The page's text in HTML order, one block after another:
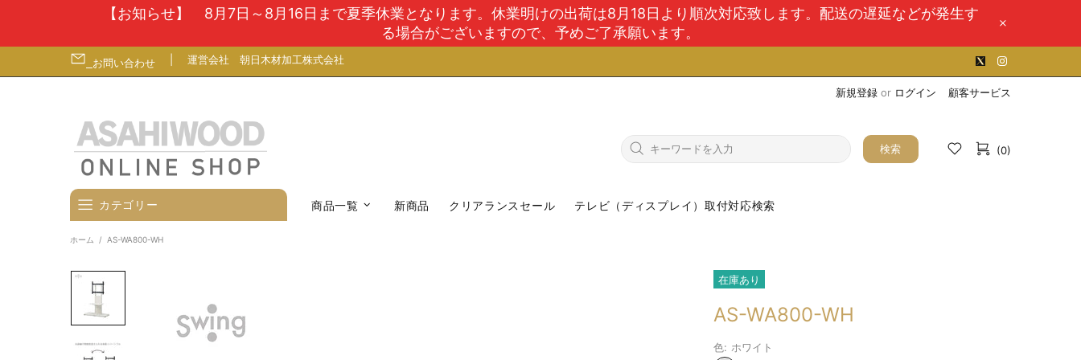
【お知らせ】 8月7日～8月16日まで夏季休業となります。休業明けの出荷は8月18日より順次対応致します。配送の遅延などが発生す
る場合がございますので、予めご了承願います。
お問い合わせ 運営会社 朝日木材加工株式会社
新規登録 or ログイン 顧客サービス
検索 (0)
カテゴリー
壁寄せテレビスタンド
テレビ台
テレビ（ディスプレイ）壁掛金
具
商品一覧 新商品 クリアランスセール テレビ（ディスプレイ）取付対応検索
ホーム AS-WA800-WH
在庫あり
AS-WA800-WH
色: ホワイト